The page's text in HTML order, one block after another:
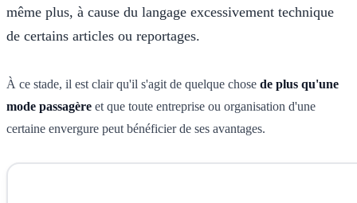
même plus, à cause du langage excessivement technique
de certains articles ou reportages.
À ce stade, il est clair qu'il s'agit de quelque chose de plus qu'une
mode passagère et que toute entreprise ou organisation d'une
certaine envergure peut bénéficier de ses avantages.